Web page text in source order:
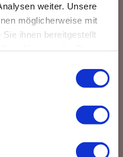
weiter. Unsere
möglicherweise mit
ihnen bereitgestellt